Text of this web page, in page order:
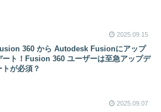
2025.09.15
360 から Autodesk Fusionにアップ
ート！Fusion 360 ユーザーは至急アップデ
トが必須？
2025.09.07